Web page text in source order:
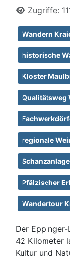
Zugriffe:
Wandern
historische
Kloster
Qualitätsweg
regionale
Pfälzischer
Wandertour
Der
42 Kilometer
Kultur und